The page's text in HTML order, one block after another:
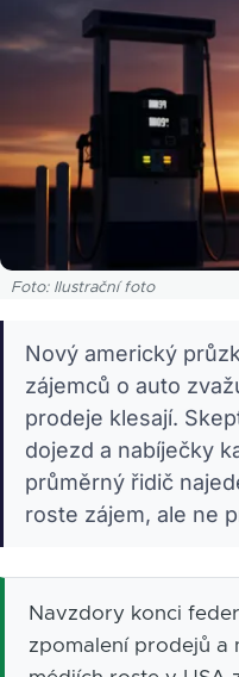
Foto: Ilustrační foto
Nový americký
zájemců o auto
prodeje klesají.
dojezd a nabíječky
průměrný řidič
roste zájem, ale ne
Navzdory konci
zpomalení prodejů a